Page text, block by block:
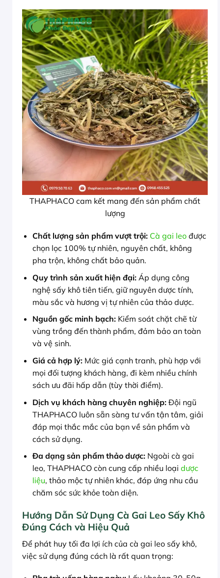
THAPHACO cam kết mang đến sản phẩm chất
lượng
Chất lượng sản phẩm vượt trội: Cà gai leođược
chọn lọc 100% tự nhiên, nguyên chất, không
pha trộn, không chất bảo quản.
Quy trình sản xuất hiện đại:Áp dụng công
nghệ sấy khô tiên tiến, giữ nguyên dược tính,
màu sắc và hương vị tự nhiên của thảo dược.
Nguồn gốc minh bạch:Kiểm soát chặt chẽ từ
vùng trồng đến thành phẩm, đảm bảo an toàn
và vệ sinh.
Giá cả hợp lý:Mức giá cạnh tranh, phù hợp với
mọi đối tượng khách hàng, đi kèm nhiều chính
sách ưu đãi hấp dẫn (tùy thời điểm).
Dịch vụ khách hàng chuyên nghiệp:Đội ngũ
THAPHACO luôn sẵn sàng tư vấn tận tâm, giải
đáp mọi thắc mắc của bạn về sản phẩm và
cách sử dụng.
Đa dạng sản phẩm thảo dược:Ngoài cà gai
leo, THAPHACO còn cung cấp nhiều loại dược
liệu, thảo mộc tự nhiên khác, đáp ứng nhu cầu
chăm sóc sức khỏe toàn diện.
Hướng Dẫn Sử Dụng Cà Gai Leo Sấy Khô
Đúng Cách và Hiệu Quả
Để phát huy tối đa lợi ích của cà gai leo sấy khô,
việc sử dụng đúng cách là rất quan trọng: